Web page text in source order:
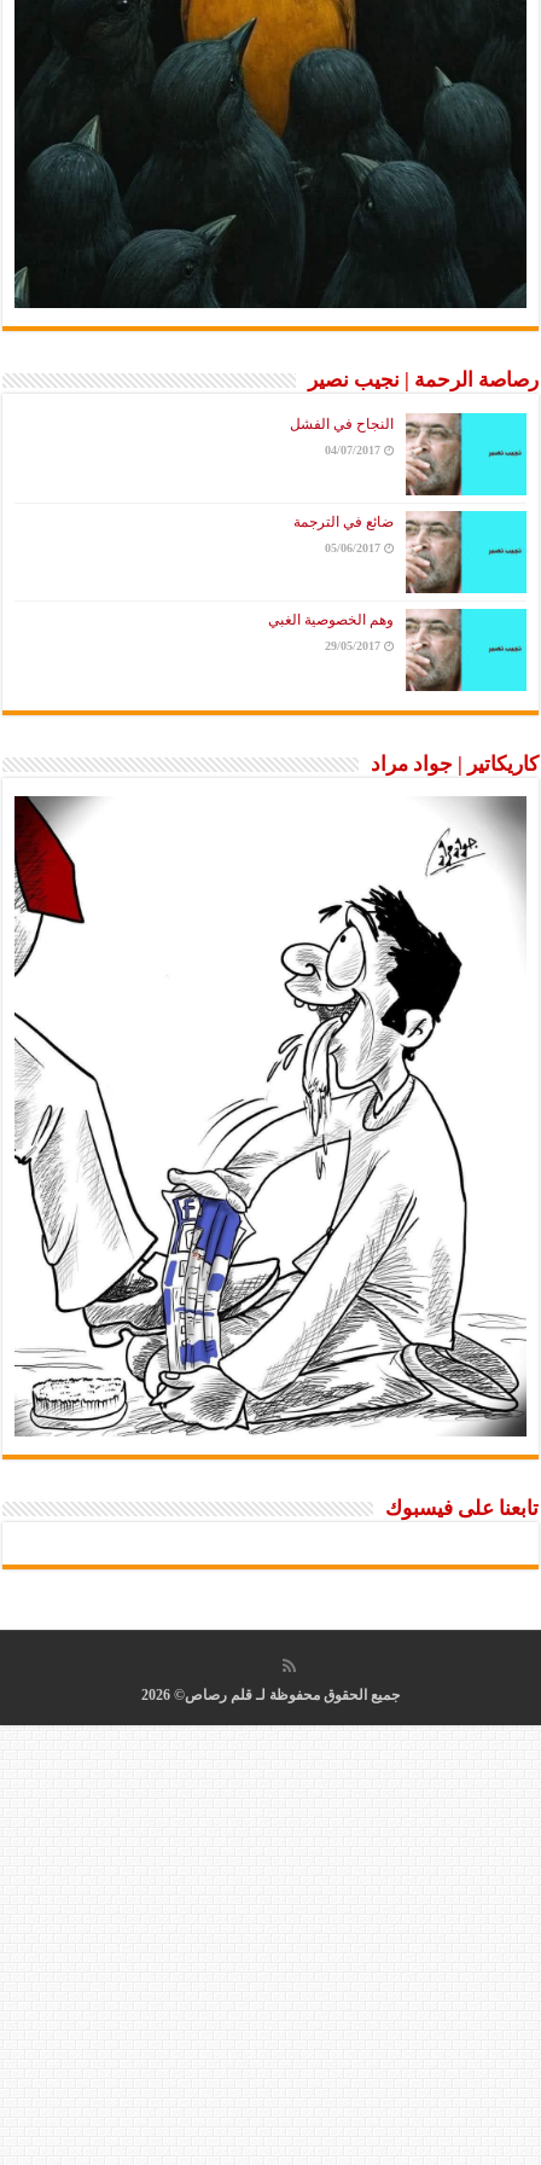
الرحمة | نجيب نصير
النجاح في الفشل
04/07/2017
ضائع في الترجمة
05/06/2017
وهم الخصوصية الغبي
29/05/2017
| جواد مراد
على فيسبوك
جميع الحقوق محفوظة لـ قلم رصاص© 2026